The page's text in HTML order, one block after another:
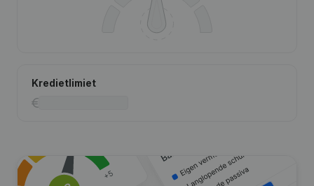
Kredietlimiet